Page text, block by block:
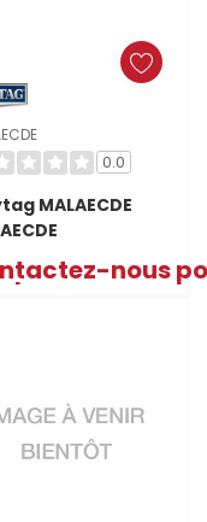
prix
0.0
MALAECDE
nous